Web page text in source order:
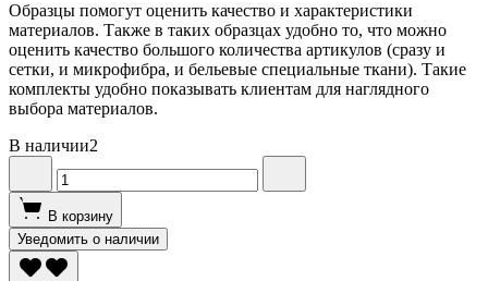
Образцы помогут оценить качество и характеристики
материалов. Также в таких образцах удобно то, что можно
оценить качество большого количества артикулов (сразу и
сетки, и микрофибра, и бельевые специальные ткани). Такие
комплекты удобно показывать клиентам для наглядного
выбора материалов.
В наличии2
В корзину
Уведомить о наличии